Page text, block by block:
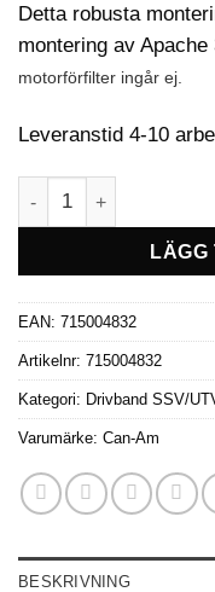
Detta robusta
montering av
motorförfilter ingår ej.
Leveranstid 4-10
Can-Am Apache 360
LÄGG
EAN: 715004832
Artikelnr: 715004832
Kategori: Drivband SSV/
Varumärke: Can-Am
BESKRIVNING